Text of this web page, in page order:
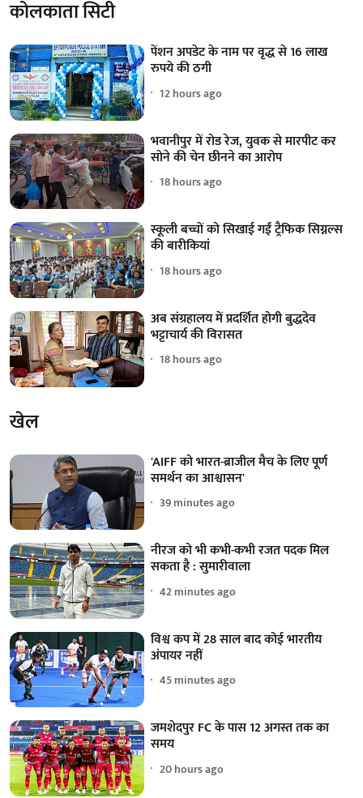
कोलकाता सिटी
पेंशन अपडेट के नाम पर वृद्ध से 16 लाख
रुपये की ठगी
12 hours ago
भवानीपुर में रोड रेज, युवक से मारपीट कर
सोने की चेन छीनने का आरोप
18 hours ago
स्कूली बच्चों को सिखाई गईं ट्रैफिक सिग्नल्स
की बारीकियां
18 hours ago
अब संग्रहालय में प्रदर्शित होगी बुद्धदेव
भट्टाचार्य की विरासत
18 hours ago
खेल
'AIFF को भारत-ब्राजील मैच के लिए पूर्ण
समर्थन का आश्वासन'
39 minutes ago
नीरज को भी कभी-कभी रजत पदक मिल
सकता है : सुमारीवाला
42 minutes ago
विश्व कप में 28 साल बाद कोई भारतीय
अंपायर नहीं
45 minutes ago
जमशेदपुर FC के पास 12 अगस्त तक का
समय
20 hours ago